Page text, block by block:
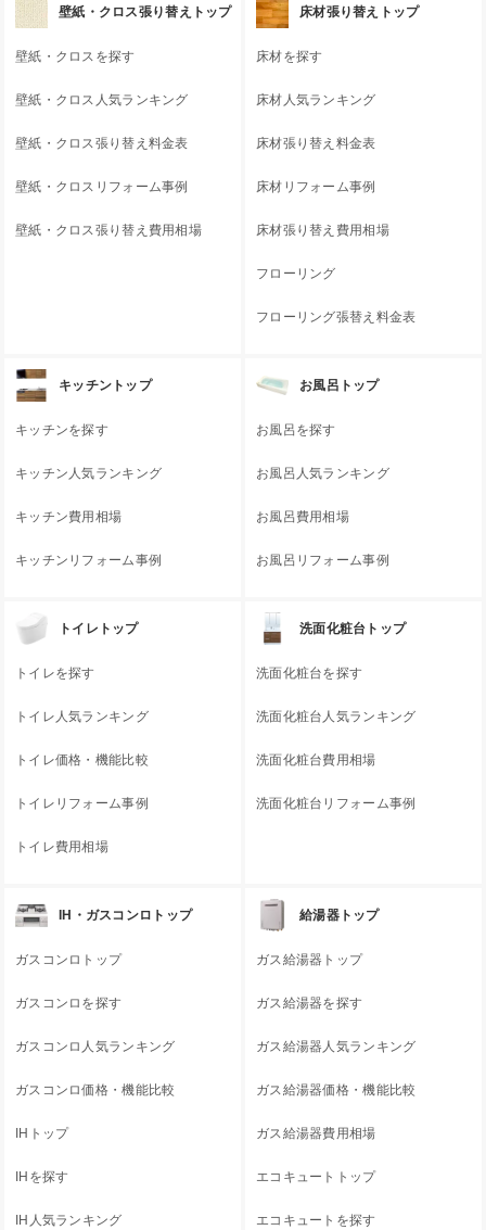
壁紙・クロス張り替えトップ
壁紙・クロスを探す
壁紙・クロス人気ランキング
壁紙・クロス張り替え料金表
壁紙・クロスリフォーム事例
壁紙・クロス張り替え費用相場
床材張り替えトップ
床材を探す
床材人気ランキング
床材張り替え料金表
床材リフォーム事例
床材張り替え費用相場
フローリング
フローリング張替え料金表
キッチントップ
キッチンを探す
キッチン人気ランキング
キッチン費用相場
キッチンリフォーム事例
お風呂トップ
お風呂を探す
お風呂人気ランキング
お風呂費用相場
お風呂リフォーム事例
トイレトップ
トイレを探す
トイレ人気ランキング
トイレ価格・機能比較
トイレリフォーム事例
トイレ費用相場
洗面化粧台トップ
洗面化粧台を探す
洗面化粧台人気ランキング
洗面化粧台費用相場
洗面化粧台リフォーム事例
IH・ガスコンロトップ
ガスコンロトップ
ガスコンロを探す
ガスコンロ人気ランキング
ガスコンロ価格・機能比較
IHトップ
IHを探す
IH人気ランキング
給湯器トップ
ガス給湯器トップ
ガス給湯器を探す
ガス給湯器人気ランキング
ガス給湯器価格・機能比較
ガス給湯器費用相場
エコキュートトップ
エコキュートを探す